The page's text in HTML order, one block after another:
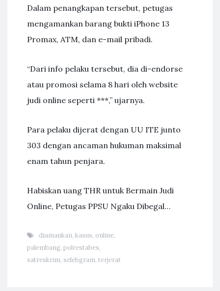
Dalam penangkapan tersebut, petugas
mengamankan barang bukti iPhone 13
Promax, ATM, dan e-mail pribadi.
“Dari info pelaku tersebut, dia di-endorse
atau promosi selama 8 hari oleh website
judi online seperti ***,” ujarnya.
Para pelaku dijerat dengan UU ITE junto
303 dengan ancaman hukuman maksimal
enam tahun penjara.
Habiskan uang THR untuk Bermain Judi
Online, Petugas PPSU Ngaku Dibegal…
diamankan, kasus, online,
palembang, polrestabes,
satreskrim, selebgram, terjerat